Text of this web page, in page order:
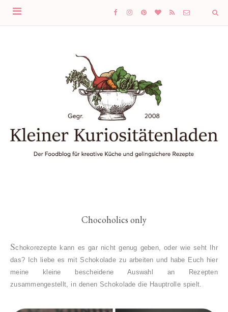
Chocoholics only
Schokorezepte kann es gar nicht genug geben, oder wie seht Ihr
das? Ich liebe es mit Schokolade zu arbeiten und habe Euch hier
meine kleine bescheidene Auswahl an Rezepten
zusammengestellt, in denen Schokolade die Hauptrolle spielt.